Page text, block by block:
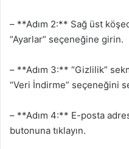
– **Adım 2:** Sağ üst
“Ayarlar” seçeneğine girin.
– **Adım 3:** “Gizlilik”
“Veri İndirme” seçeneğini
– **Adım 4:** E-posta
butonuna tıklayın.